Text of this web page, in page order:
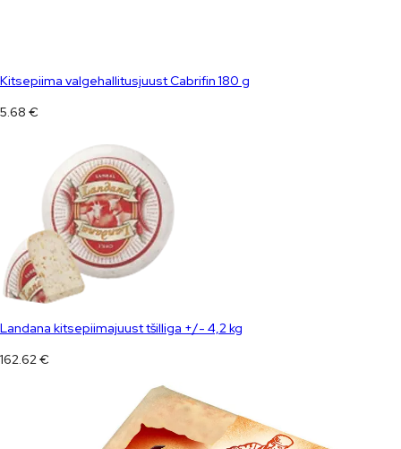
Kitsepiima valgehallitusjuust Cabrifin 180 g
5.68 €
Landana kitsepiimajuust tšilliga +/- 4,2 kg
162.62€